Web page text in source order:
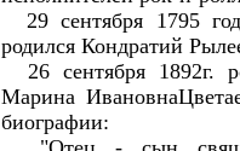
29 сентября 1795
родился Кондратий
26 сентября 1892г.
Марина
биографии: